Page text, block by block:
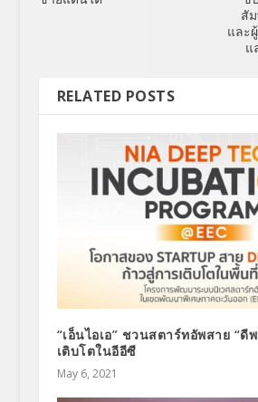
สั
และ
แ
RELATED POSTS
“เอ็นไอเอ” ชวนสตาร์ทอัพสาย “ดี
เติบโตในอีอีซี
May 6, 2021